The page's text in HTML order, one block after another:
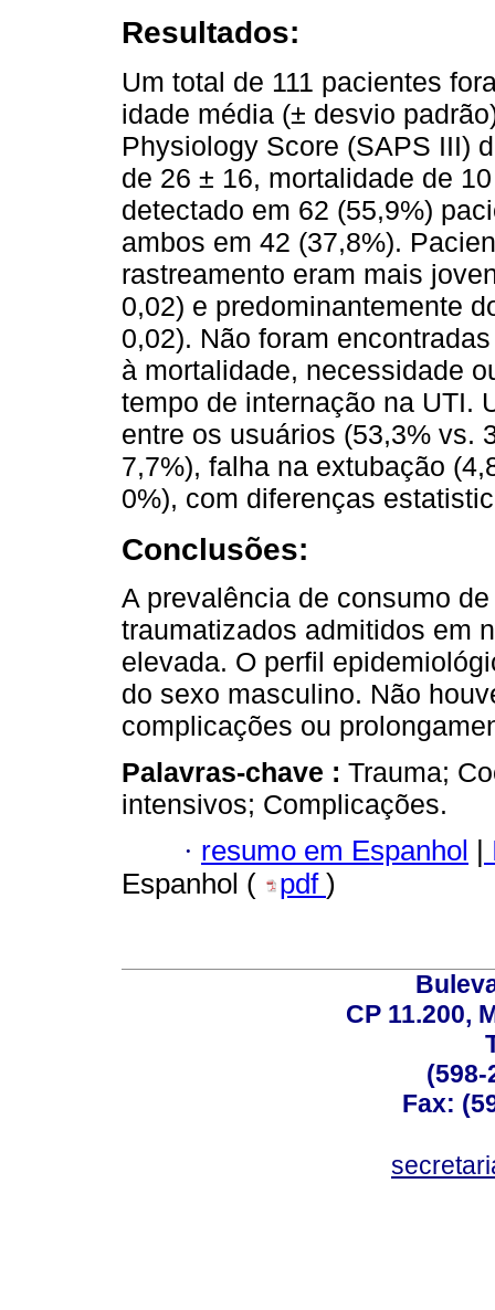
Resultados:
Um total de 111 pacientes
idade média (± desvio
Physiology Score (SAPS III)
de 26 ± 16, mortalidade de
detectado em 62 (55,9%)
ambos em 42 (37,8%).
rastreamento eram mais
0,02) e predominantemente
0,02). Não foram
à mortalidade, necessidade
tempo de internação na UTI.
entre os usuários (53,3% vs.
7,7%), falha na extubação
0%), com diferenças
Conclusões:
A prevalência de consumo
traumatizados admitidos em
elevada. O perfil
do sexo masculino. Não
complicações ou
Palavras-chave : Trauma;
intensivos; Complicações.
· resumo em Espanhol
Espanhol (
pdf )
CP 11.200,
(598-
Fax: